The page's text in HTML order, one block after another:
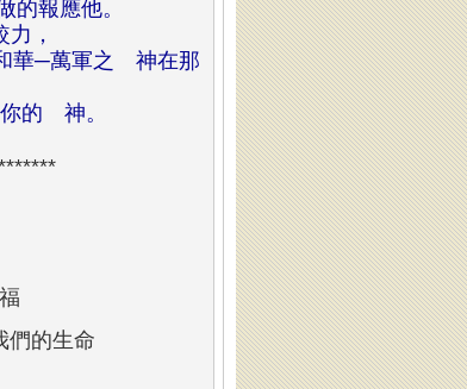
報應他。
，
華─萬軍之 神在那
的 神。
們的生命